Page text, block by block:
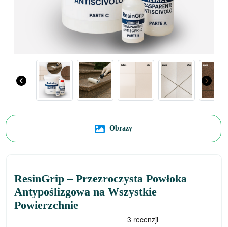
Obrazy
ResinGrip – Przezroczysta Powłoka
Antypoślizgowa na Wszystkie
Powierzchnie